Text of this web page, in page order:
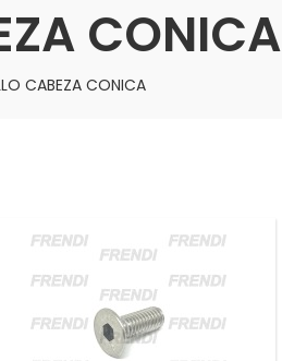
CONICA
CABEZA CONICA